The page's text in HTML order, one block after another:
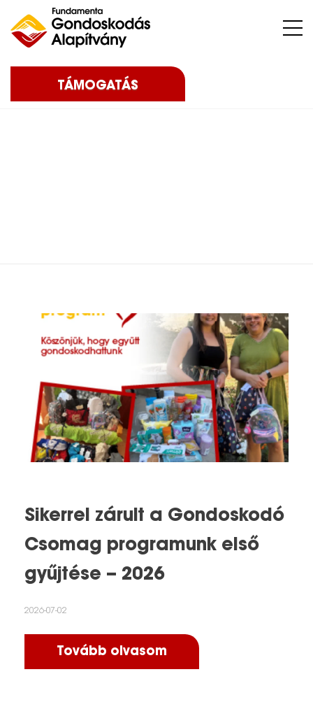
TÁMOGATÁS
Sikerrel zárult a Gondoskodó
Csomag programunk első
gyűjtése – 2026
2026-07-02
Tovább olvasom